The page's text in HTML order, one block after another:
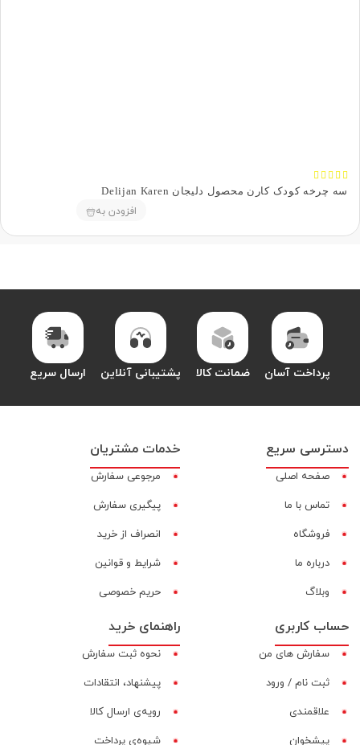





سه چرخه کودک کارن محصول دلیجان Delijan Karen
افزودن به
پرداخت آسان ضمانت کالا پشتیبانی آنلاین ارسال سریع
دسترسی سریع
صفحه اصلی
تماس با ما
فروشگاه
درباره ما
وبلاگ
خدمات مشتریان
مرجوعی سفارش
پیگیری سفارش
انصراف از خرید
شرایط و قوانین
حریم خصوصی
حساب کاربری
سفارش های من
ثبت نام / ورود
علاقمندی
پیشخوان
راهنمای خرید
نحوه ثبت سفارش
پیشنهاد، انتقادات
رویه‌ی ارسال کالا
شیوه‌ی پرداخت